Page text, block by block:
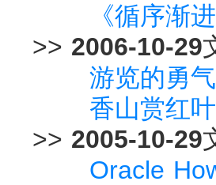
《循序渐
>> 2006-10-29
游览的勇
香山赏红
>> 2005-10-29
Oracle